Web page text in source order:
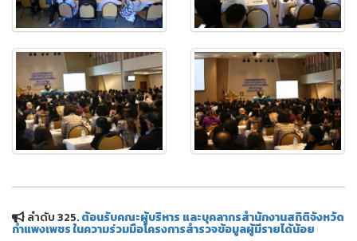
ลำดับ 325.ต้อนรับคณะผู้บริหาร และบุคลากรสำนักงานสถิติจังหวัด
กำแพงเพชร ในความร่วมมือโครงการสำรวจข้อมูลผู้มีรายได้น้อย